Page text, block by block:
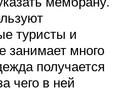
туристы и
занимает много
получается
чего в ней